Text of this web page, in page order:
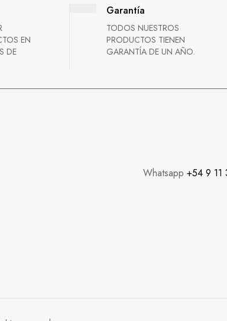
EN
DE
Garantía
TODOS NUESTROS
PRODUCTOS TIENEN
GARANTÍA DE UN AÑO.
Whatsapp+54 9 11